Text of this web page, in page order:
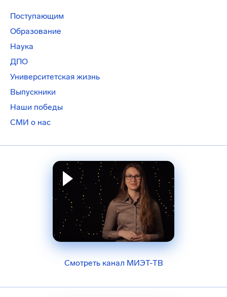
Поступающим
Образование
Наука
ДПО
Университетская жизнь
Выпускники
Наши победы
СМИ о нас
Смотреть канал МИЭТ-ТВ